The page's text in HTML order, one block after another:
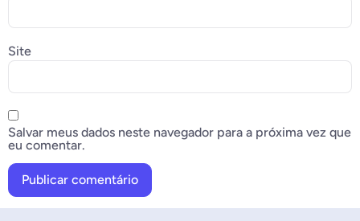
Site
Salvar meus dados neste navegador para a próxima vez que
eu comentar.